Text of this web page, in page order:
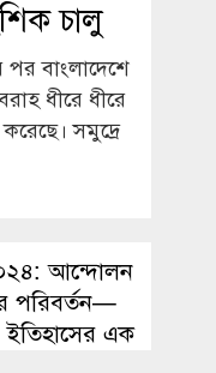
চালু
পর বাংলাদেশে
ধীরে ধীরে
সমুদ্রে
আন্দোলন
পরিবর্তন—
ইতিহাসের এক